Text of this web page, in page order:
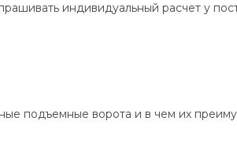
индивидуальный расчет у
подъемные ворота и в чем их